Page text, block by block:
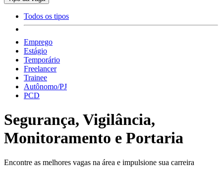
Todos os tipos
Emprego
Estágio
Temporário
Freelancer
Trainee
Autônomo/PJ
PCD
Segurança, Vigilância,
Monitoramento e Portaria
Encontre as melhores vagas na área e impulsione sua carreira